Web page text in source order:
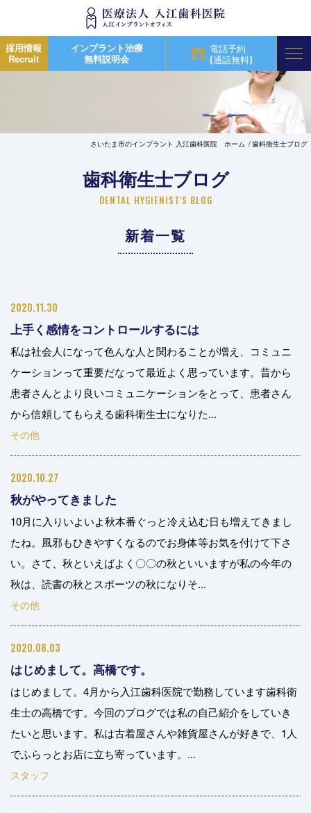
採用情報
Recruit
インプラント治療
無料説明会
電話予約
(通話無料)
さいたま市のインプラント 入江歯科医院 ホーム 歯科衛生士ブログ
歯科衛生士ブログ
DENTAL HYGIENIST'S BLOG
新着一覧
2020.11.30
上手く感情をコントロールするには
私は社会人になって色んな人と関わることが増え、コミュニ
ケーションって重要だなって最近よく思っています。昔から
患者さんとより良いコミュニケーションをとって、患者さん
から信頼してもらえる歯科衛生士になりた...
その他
2020.10.27
秋がやってきました
10月に入りいよいよ秋本番ぐっと冷え込む日も増えてきまし
たね。風邪もひきやすくなるのでお身体等お気を付けて下さ
い。さて、秋といえばよく〇〇の秋といいますが私の今年の
秋は、読書の秋とスポーツの秋になりそ...
その他
2020.08.03
はじめまして。高橋です。
はじめまして。4月から入江歯科医院で勤務しています歯科衛
生士の高橋です。今回のブログでは私の自己紹介をしていき
たいと思います。私は古着屋さんや雑貨屋さんが好きで、1人
でふらっとお店に立ち寄っています。...
スタッフ